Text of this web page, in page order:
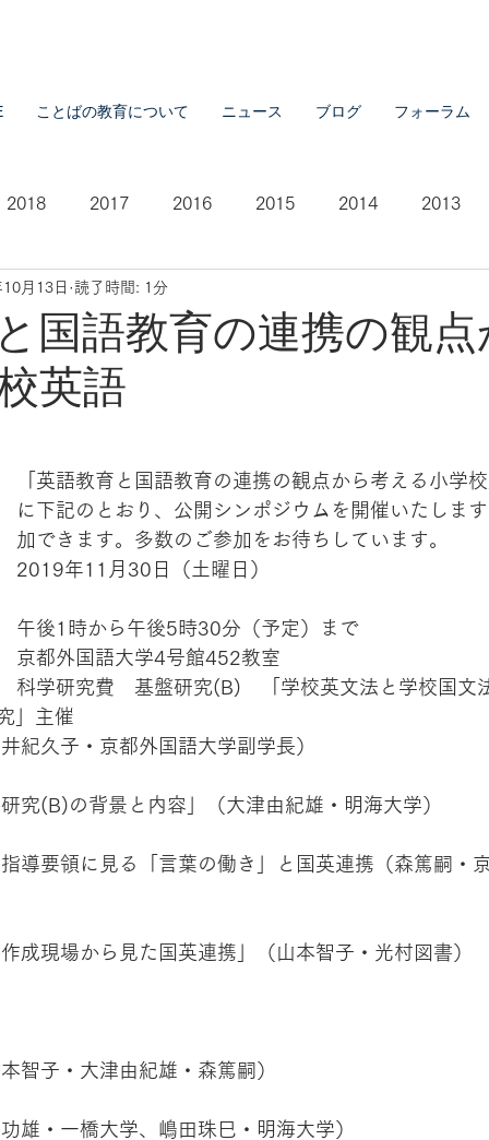
ことばの教育について ニュース ブログ フォーラム
2018 2017 2016 2015 2014 2013
2007 2021
国語教育の連携の観
英語
月13日 読了時間: 1分
「英語教育と国語教育の連携の観点から考える小学
に下記のとおり、公開シンポジウムを開催いたしま
加できます。多数のご参加をお待ちしています。
2019年11月30日（土曜日）
午後1時から午後5時30分（予定）まで
京都外国語大学4号館452教室
科学研究費　基盤研究(B)　「学校英文法と学校国文
」主催
紀久子・京都外国語大学副学長）
究(B)の背景と内容」（大津由紀雄・明海大学）
導要領に見る「言葉の働き」と国英連携（森篤嗣・
成現場から見た国英連携」（山本智子・光村図書）
智子・大津由紀雄・森篤嗣）
雄・一橋大学、嶋田珠巳・明海大学）